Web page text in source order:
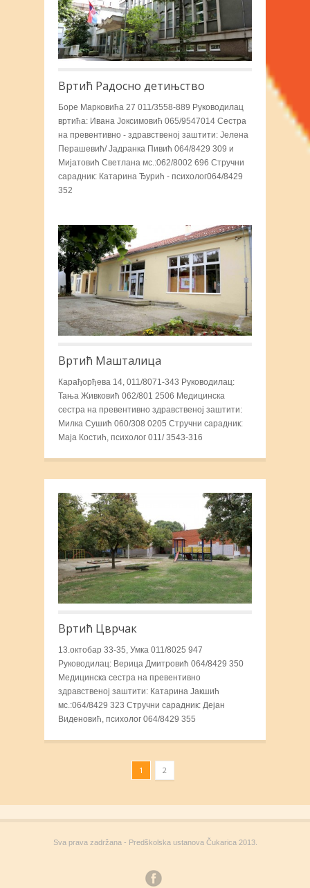
Вртић Радосно детињство
Боре Марковића 27 011/3558-889 Руководилац
вртића: Ивана Јоксимовић 065/9547014 Сестра
на превентивно - здравственој заштити: Јелена
Перашевић/ Јадранка Пивић 064/8429 309 и
Мијатовић Светлана мс.:062/8002 696 Стручни
сарадник: Катарина Ђурић - психолог064/8429
352
Вртић Машталица
Карађорђева 14, 011/8071-343 Руководилац:
Тања Живковић 062/801 2506 Медицинска
сестра на превентивно здравственој заштити:
Милка Сушић 060/308 0205 Стручни сарадник:
Маја Костић, психолог 011/ 3543-316
Вртић Цврчак
13.октобар 33-35, Умка 011/8025 947
Руководилац: Верица Дмитровић 064/8429 350
Медицинска сестра на превентивно
здравственој заштити: Катарина Јакшић
мс.:064/8429 323 Стручни сарадник: Дејан
Виденовић, психолог 064/8429 355
1 2
Sva prava zadržana - Predškolska ustanova Čukarica 2013.